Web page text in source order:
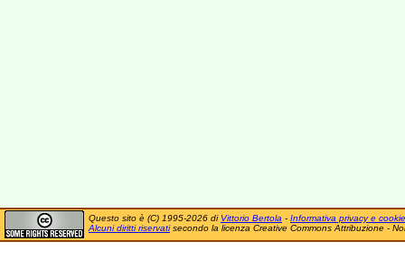
Questo sito è (C) 1995-2026 di Vittorio Bertola - Informativa privacy e cookie
Alcuni diritti riservatisecondo la licenza Creative Commons Attribuzione -